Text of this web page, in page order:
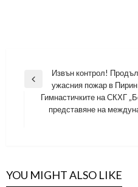
Навигация
Previous
Извън контрол!
ужасния пожар в Пирин
Next
Гимнастичките на СКХГ
представяне на
YOU MIGHT ALSO LIKE